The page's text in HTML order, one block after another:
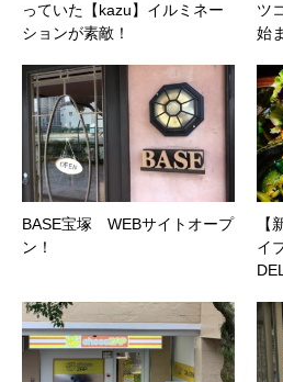
っていた【kazu】イルミネー
ションが素敵！
ツ
始
BASE宝塚 WEBサイトオープ
ン！
【
イ